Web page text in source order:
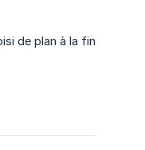
de plan à la fin